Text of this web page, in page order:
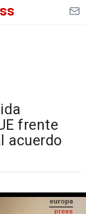
frente
acuerdo